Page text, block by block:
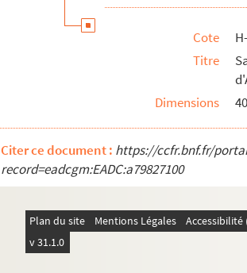
Cote
Titre
Dimensions
Citer ce document : https://ccfr.bnf.fr/
record=eadcgm:EADC:a79827100
Plan du site Mentions Légales
v 31.1.0